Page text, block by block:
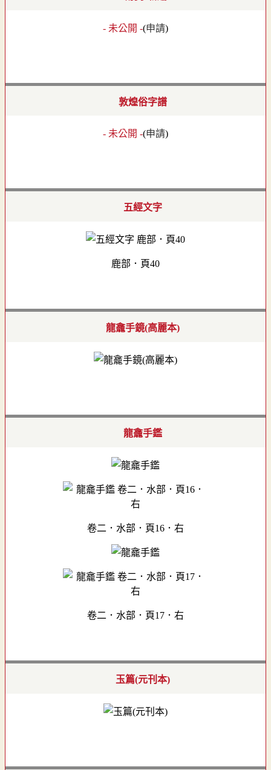
- 未公開 -(申請)
敦煌俗字譜
- 未公開 -(申請)
五經文字
鹿部．頁40
龍龕手鏡(高麗本)
龍龕手鑑
卷二．水部．頁16．右
卷二．水部．頁17．右
玉篇(元刊本)